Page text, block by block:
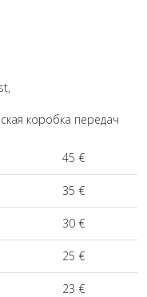
коробка передач
45 €
35 €
30 €
25 €
23 €